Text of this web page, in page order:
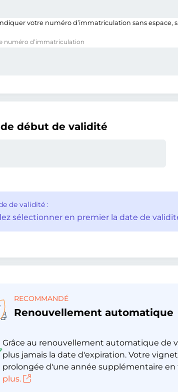
votre numéro d’immatriculation sans espace,
numéro d’immatriculation
début de validité
de validité :
sélectionner en premier la date de
RECOMMANDÉ
Renouvellement automatique
Grâce au renouvellement automatique de
plus jamais la date d'expiration. Votre
prolongée d'une année supplémentaire
plus.